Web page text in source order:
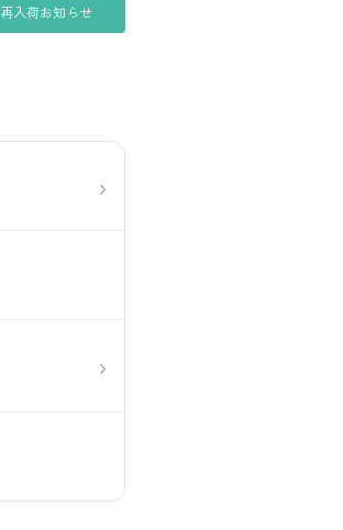
再入荷お知らせ
›
›